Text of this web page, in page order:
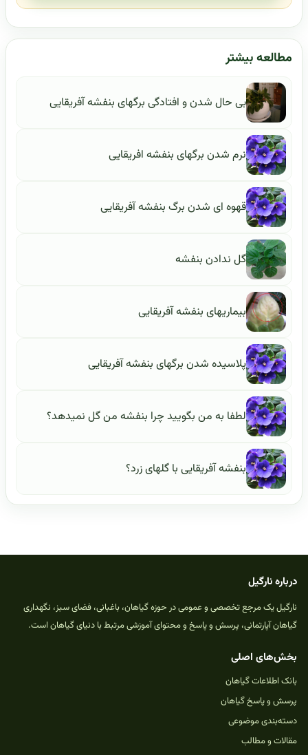
مطالعه بیشتر
بی حال شدن و افتادگی برگهای بنفشه آفریقایی
نرم شدن برگهای بنفشه افریقایی
قهوه ای شدن برگ بنفشه آفریقایی
گل ندادن بنفشه
بیماریهای بنفشه آفریقایی
پلاسیده شدن برگهای بنفشه آفریقایی
لطفا به من بگویید چرا بنفشه من گل نمیدهد؟
بنفشه آفریقایی با گلهای زرد؟
درباره نارگیل
نارگیل یک مرجع تخصصی و عمومی در حوزه گیاهان، باغبانی، فضای سبز، نگهداری
گیاهان آپارتمانی، پرسش و پاسخ و محتوای آموزشی مرتبط با دنیای گیاهان است.
بخش‌های اصلی
بانک اطلاعات گیاهان
پرسش و پاسخ گیاهان
دسته‌بندی موضوعی
مقالات و مطالب